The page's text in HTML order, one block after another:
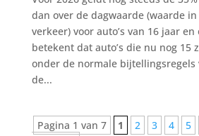
dan over de dagwaarde (waarde
verkeer) voor auto’s van 16 jaar
betekent dat auto’s die nu nog 15
onder de normale
de...
Pagina 1 van 7 1 2 3 4 5